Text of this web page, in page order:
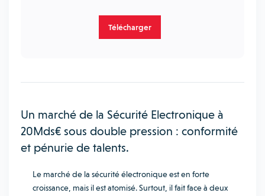
Télécharger
Un marché de la Sécurité Electronique à
20Mds€ sous double pression : conformité
et pénurie de talents.
Le marché de la sécurité électronique est en forte
croissance, mais il est atomisé. Surtout, il fait face à deux